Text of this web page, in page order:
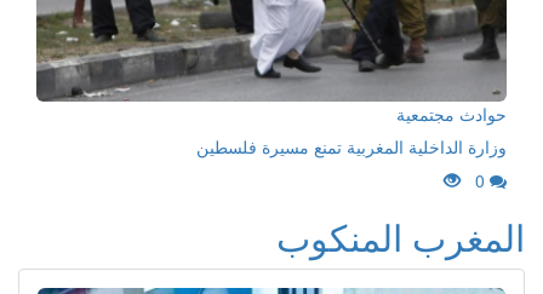
حوادث مجتمعية
وزارة الداخلية المغربية تمنع مسيرة فلسطين
0
المغرب المنكوب